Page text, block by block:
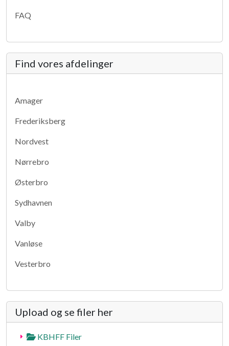
FAQ
Find vores afdelinger
Amager
Frederiksberg
Nordvest
Nørrebro
Østerbro
Sydhavnen
Valby
Vanløse
Vesterbro
Upload og se filer her
KBHFF Filer